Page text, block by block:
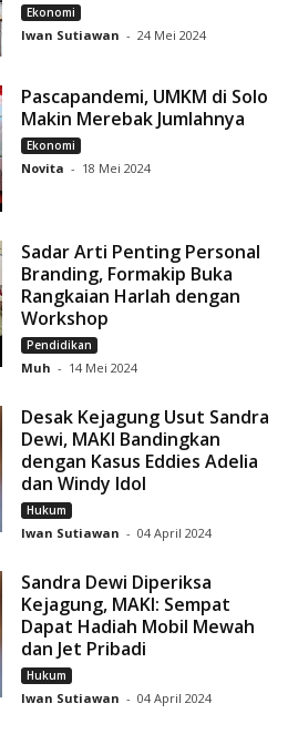
Ekonomi
Iwan Sutiawan - 24 Mei 2024
Pascapandemi, UMKM di Solo
Makin Merebak Jumlahnya
Ekonomi
Novita - 18 Mei 2024
Sadar Arti Penting Personal
Branding, Formakip Buka
Rangkaian Harlah dengan
Workshop
Pendidikan
Muh - 14 Mei 2024
Desak Kejagung Usut Sandra
Dewi, MAKI Bandingkan
dengan Kasus Eddies Adelia
dan Windy Idol
Hukum
Iwan Sutiawan - 04 April 2024
Sandra Dewi Diperiksa
Kejagung, MAKI: Sempat
Dapat Hadiah Mobil Mewah
dan Jet Pribadi
Hukum
Iwan Sutiawan - 04 April 2024